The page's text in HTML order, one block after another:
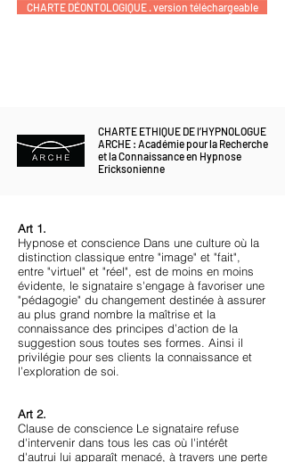
CHARTE DÉONTOLOGIQUE . version téléchargeable
CHARTE ETHIQUE DE l’HYPNOLOGUE
ARCHE : Académie pour la Recherche
et la Connaissance en Hypnose
Ericksonienne
Art 1.
Hypnose et conscience Dans une culture où la
distinction classique entre "image" et "fait",
entre "virtuel" et "réel", est de moins en moins
évidente, le signataire s'engage à favoriser une
"pédagogie" du changement destinée à assurer
au plus grand nombre la maîtrise et la
connaissance des principes d’action de la
suggestion sous toutes ses formes. Ainsi il
privilégie pour ses clients la connaissance et
l’exploration de soi.
Art 2.
Clause de conscience Le signataire refuse
d'intervenir dans tous les cas où l'intérêt
d'autrui lui apparaît menacé, à travers une perte